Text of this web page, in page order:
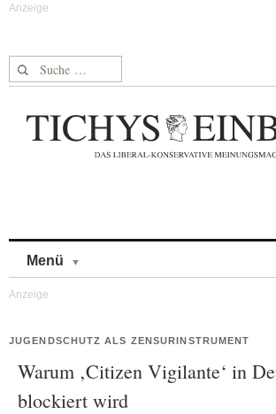
Suche nach:
Menü
JUGENDSCHUTZ ALS ZENSURINSTRUMENT
Warum ‚Citizen Vigilante‘ in
blockiert wird